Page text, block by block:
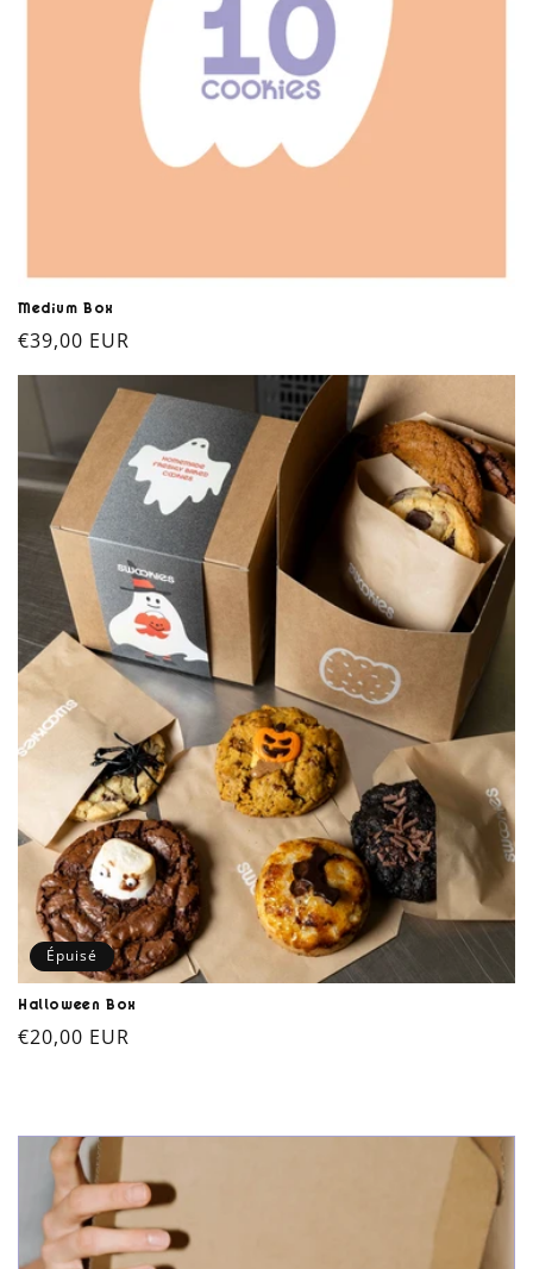
Medium Box
Prix
habituel
€39,00 EUR
Épuisé
Halloween Box
Prix
€20,00 EUR